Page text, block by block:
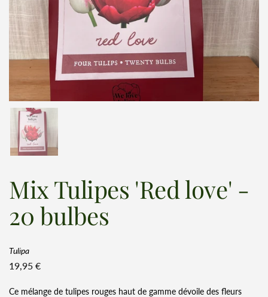
Afficher la diapositive 1
Mix Tulipes 'Red love' -
20 bulbes
Tulipa
Prix régulier
19,95 €
Ce mélange de tulipes rouges haut de gamme dévoile des fleurs